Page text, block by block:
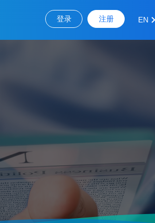
登录 注册 EN